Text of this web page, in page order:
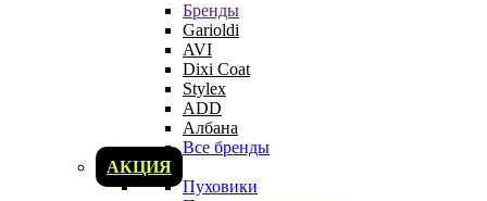
Бренды
Garioldi
AVI
Dixi Coat
Stylex
ADD
Албана
Все бренды
АКЦИЯ
Пуховики